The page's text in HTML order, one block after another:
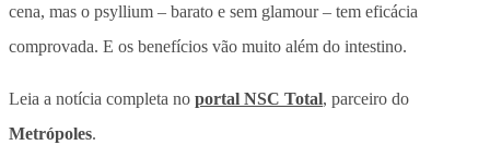
cena, mas o psyllium – barato e sem glamour – tem eficácia
comprovada. E os benefícios vão muito além do intestino.
Leia a notícia completa no portal NSC Total, parceiro do
Metrópoles.